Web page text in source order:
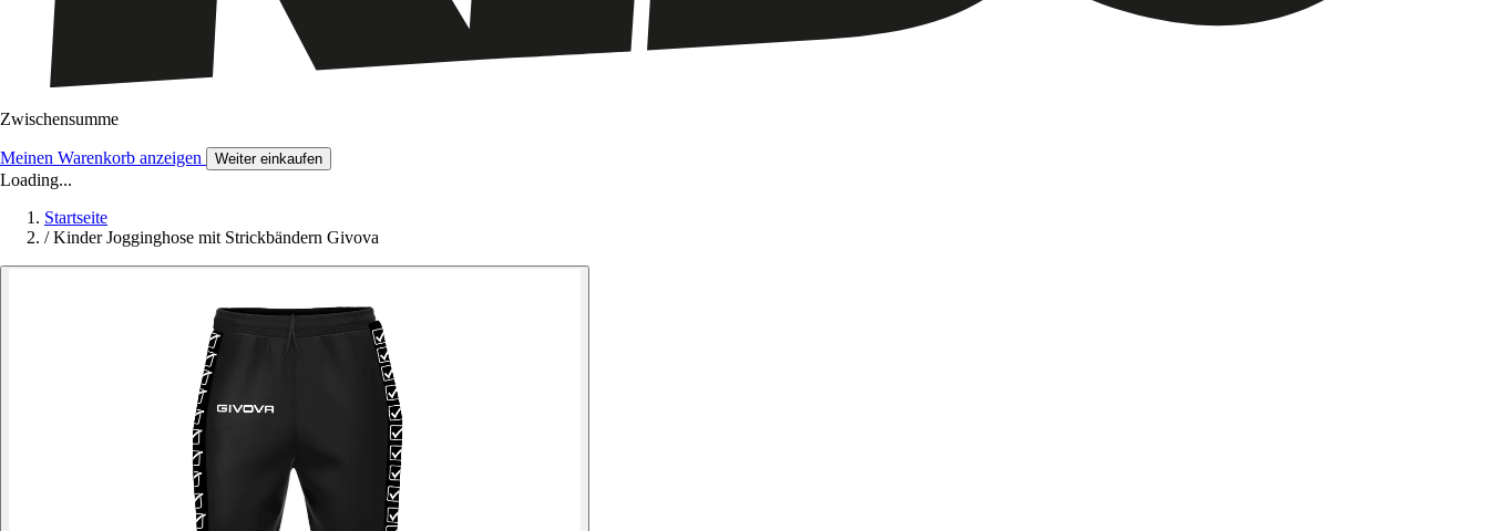
Zwischensumme
Meinen Warenkorb anzeigen Weiter einkaufen
Loading...
Startseite
/ Kinder Jogginghose mit Strickbändern Givova